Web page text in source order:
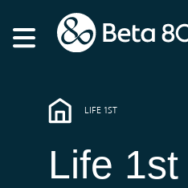
LIFE 1ST
Life 1st